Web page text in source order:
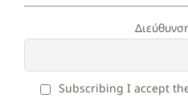
Subscribing I accept